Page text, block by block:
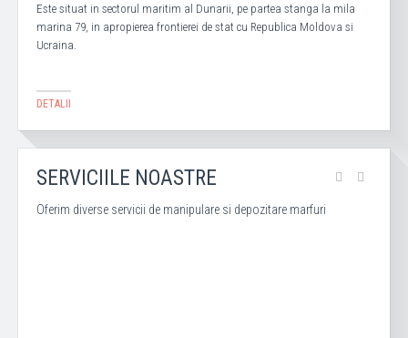
Este situat in sectorul maritim al Dunarii, pe partea stanga la mila
marina 79, in apropierea frontierei de stat cu Republica Moldova si
Ucraina.
DETALII
SERVICIILE NOASTRE
Oferim diverse servicii de manipulare si depozitare marfuri